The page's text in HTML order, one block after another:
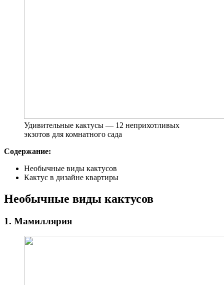
Удивительные кактусы — 12 неприхотливых
экзотов для комнатного сада
Содержание:
Необычные виды кактусов
Кактус в дизайне квартиры
Необычные виды кактусов
1. Мамиллярия